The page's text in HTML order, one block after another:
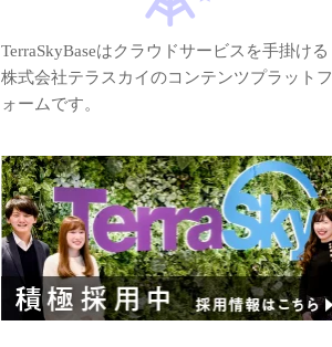
TerraSkyBaseはクラウドサービスを手掛ける
株式会社テラスカイのコンテンツプラットフ
ォームです。